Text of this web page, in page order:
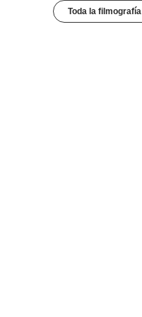
Toda la filmografía